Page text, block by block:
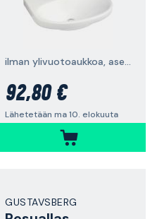
ilman ylivuotoaukkoa, asennettavaksi pulteilla/kannakkeilla
92,80 €
Lähetetään ma 10. elokuuta
GUSTAVSBERG